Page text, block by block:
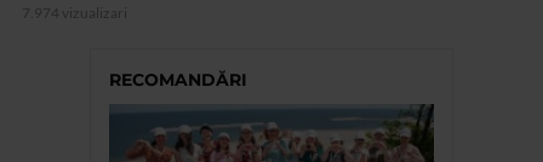
7.974 vizualizari
RECOMANDĂRI